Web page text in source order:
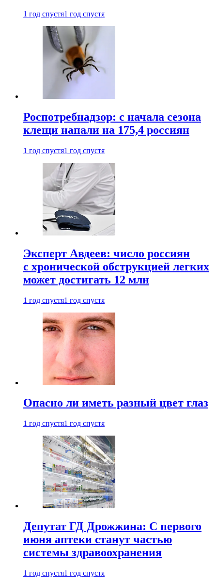
1 год спустя1 год спустя
Роспотребнадзор: с начала сезона
клещи напали на 175,4 россиян
1 год спустя1 год спустя
Эксперт Авдеев: число россиян
с хронической обструкцией легких
может достигать 12 млн
1 год спустя1 год спустя
Опасно ли иметь разный цвет глаз
1 год спустя1 год спустя
Депутат ГД Дрожжина: С первого
июня аптеки станут частью
системы здравоохранения
1 год спустя1 год спустя